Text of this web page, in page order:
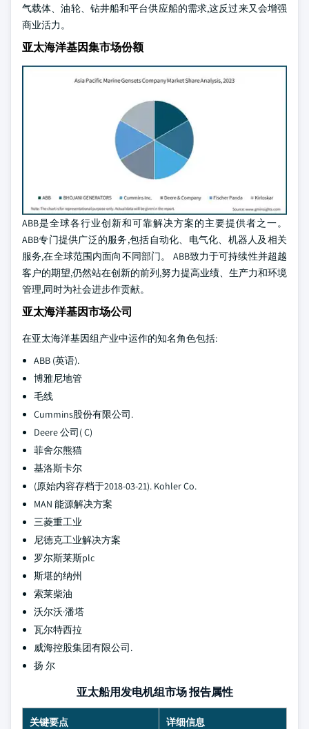
气载体、油轮、钻井船和平台供应船的需求,这反过来又会增强
商业活力。
亚太海洋基因集市场份额
ABB是全球各行业创新和可靠解决方案的主要提供者之一。
ABB专门提供广泛的服务,包括自动化、电气化、机器人及相关
服务,在全球范围内面向不同部门。 ABB致力于可持续性并超越
客户的期望,仍然站在创新的前列,努力提高业绩、生产力和环境
管理,同时为社会进步作贡献。
亚太海洋基因市场公司
在亚太海洋基因组产业中运作的知名角色包括:
ABB (英语).
博雅尼地管
毛线
Cummins股份有限公司.
Deere 公司( C)
菲舍尔熊猫
基洛斯卡尔
(原始内容存档于2018-03-21). Kohler Co.
MAN 能源解决方案
三菱重工业
尼德克工业解决方案
罗尔斯莱斯plc
斯堪的纳州
索莱柴油
沃尔沃·潘塔
瓦尔特西拉
威海控股集团有限公司.
扬 尔
亚太船用发电机组市场 报告属性
关键要点 详细信息